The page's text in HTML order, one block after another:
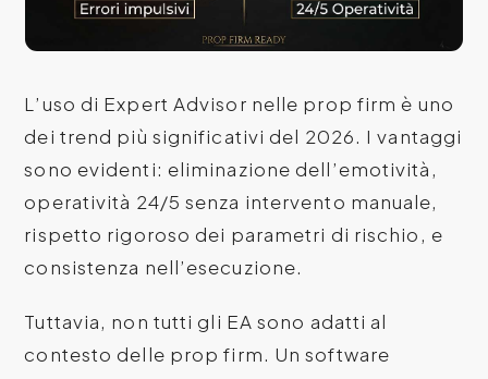
L’uso di Expert Advisor nelle prop firm è uno
dei trend più significativi del 2026. I vantaggi
sono evidenti: eliminazione dell’emotività,
operatività 24/5 senza intervento manuale,
rispetto rigoroso dei parametri di rischio, e
consistenza nell’esecuzione.
Tuttavia, non tutti gli EA sono adatti al
contesto delle prop firm. Un software